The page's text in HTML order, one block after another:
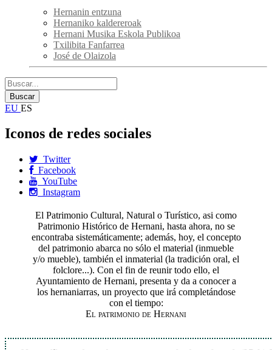
Hernanin entzuna
Hernaniko kaldereroak
Hernani Musika Eskola Publikoa
Txilibita Fanfarrea
José de Olaizola
EU ES
Iconos de redes sociales
Twitter
Facebook
YouTube
Instagram
El Patrimonio Cultural, Natural o Turístico, asi como
Patrimonio Histórico de Hernani, hasta ahora, no se
encontraba sistemáticamente; además, hoy, el concepto
del patrimonio abarca no sólo el material (inmueble
y/o mueble), también el inmaterial (la tradición oral, el
folclore...). Con el fin de reunir todo ello, el
Ayuntamiento de Hernani, presenta y da a conocer a
los hernaniarras, un proyecto que irá completándose
con el tiempo:
El patrimonio de Hernani